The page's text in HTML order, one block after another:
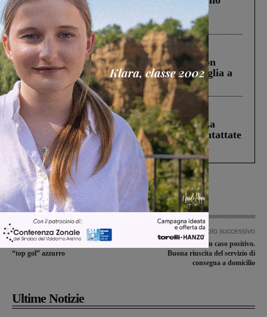
Gianni, Giulia e Franco. Lo schianto, il
processo, lo stop ai sorpassi fra tir....
Cronaca 3 Agosto 2026
Scomparso da una struttura di Castiglion
Fiorentino l’uomo che aveva ucciso la figlia a
Levane nel 2020
Cronaca 5 Agosto 2026
Continuano le ricerche di Miah Billal. La
Prefettura: “In caso di avvistamento contattate
il 112”
Articolo precedente
La rete di Mencagli con il Flaminia è il
“top gol” azzurro
Articolo successivo
Covid-19, nessun caso positivo.
Buona riuscita del servizio di
consegna a domicilio
Ultime Notizie